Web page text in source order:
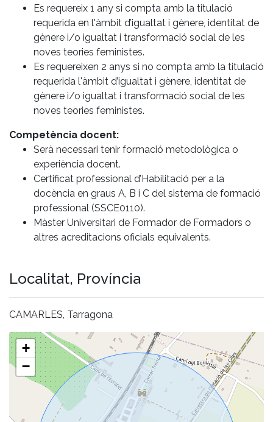
Es requereix 1 any si compta amb la titulació
requerida en l'àmbit d’igualtat i gènere, identitat de
gènere i/o igualtat i transformació social de les
noves teories feministes.
Es requereixen 2 anys si no compta amb la titulació
requerida l'àmbit d’igualtat i gènere, identitat de
gènere i/o igualtat i transformació social de les
noves teories feministes.
Competència docent:
Serà necessari tenir formació metodològica o
experiència docent.
Certificat professional d’Habilitació per a la
docència en graus A, B i C del sistema de formació
professional (SSCE0110).
Màster Universitari de Formador de Formadors o
altres acreditacions oficials equivalents.
Localitat, Província
CAMARLES, Tarragona
+
−